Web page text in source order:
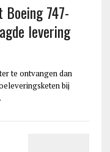
747-
levering
te ontvangen dan
bij